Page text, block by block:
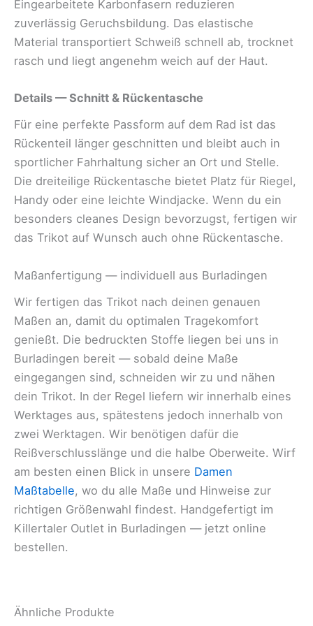
Eingearbeitete Karbonfasern reduzieren
zuverlässig Geruchsbildung. Das elastische
Material transportiert Schweiß schnell ab, trocknet
rasch und liegt angenehm weich auf der Haut.
Details — Schnitt & Rückentasche
Für eine perfekte Passform auf dem Rad ist das
Rückenteil länger geschnitten und bleibt auch in
sportlicher Fahrhaltung sicher an Ort und Stelle.
Die dreiteilige Rückentasche bietet Platz für Riegel,
Handy oder eine leichte Windjacke. Wenn du ein
besonders cleanes Design bevorzugst, fertigen wir
das Trikot auf Wunsch auch ohne Rückentasche.
Maßanfertigung — individuell aus Burladingen
Wir fertigen das Trikot nach deinen genauen
Maßen an, damit du optimalen Tragekomfort
genießt. Die bedruckten Stoffe liegen bei uns in
Burladingen bereit — sobald deine Maße
eingegangen sind, schneiden wir zu und nähen
dein Trikot. In der Regel liefern wir innerhalb eines
Werktages aus, spätestens jedoch innerhalb von
zwei Werktagen. Wir benötigen dafür die
Reißverschlusslänge und die halbe Oberweite. Wirf
am besten einen Blick in unsere Damen
Maßtabelle, wo du alle Maße und Hinweise zur
richtigen Größenwahl findest. Handgefertigt im
Killertaler Outlet in Burladingen — jetzt online
bestellen.
Ähnliche Produkte